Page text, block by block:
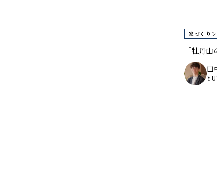
家づくり
「牡丹
田